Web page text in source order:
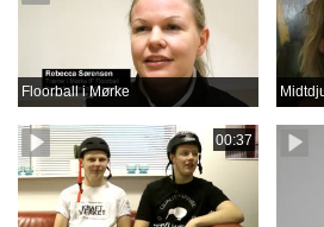
Floorball i Mørke
00:37